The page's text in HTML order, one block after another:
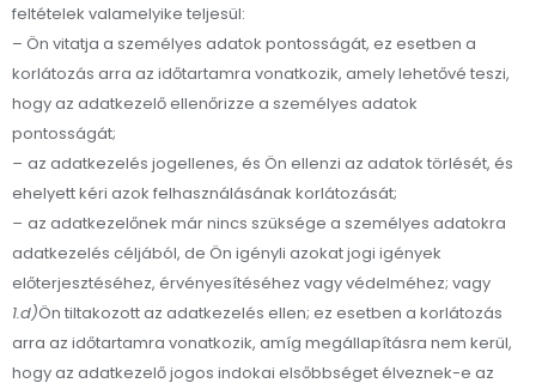
feltételek valamelyike teljesül:
– Ön vitatja a személyes adatok pontosságát, ez esetben a
korlátozás arra az időtartamra vonatkozik, amely lehetővé teszi,
hogy az adatkezelő ellenőrizze a személyes adatok
pontosságát;
– az adatkezelés jogellenes, és Ön ellenzi az adatok törlését, és
ehelyett kéri azok felhasználásának korlátozását;
– az adatkezelőnek már nincs szüksége a személyes adatokra
adatkezelés céljából, de Ön igényli azokat jogi igények
előterjesztéséhez, érvényesítéséhez vagy védelméhez; vagy
1.d)Ön tiltakozott az adatkezelés ellen; ez esetben a korlátozás
arra az időtartamra vonatkozik, amíg megállapításra nem kerül,
hogy az adatkezelő jogos indokai elsőbbséget élveznek-e az